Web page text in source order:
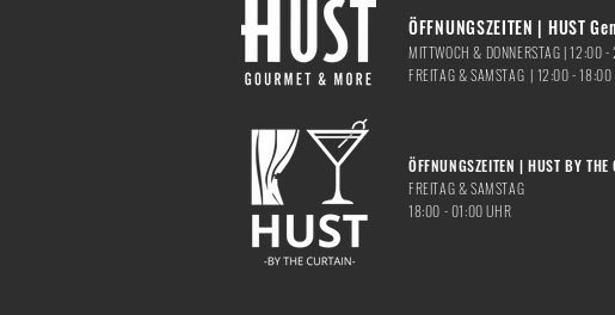
ÖFFNUNGSZEITEN | HUST
MITTWOCH & DONNERSTAG |12:00 -
​FREITAG & SAMSTAG | 12:00 - 18:00
ÖFFNUNGSZEITEN | HUST BY THE
FREITAG & SAMSTAG
18:00 - 01:00 UHR